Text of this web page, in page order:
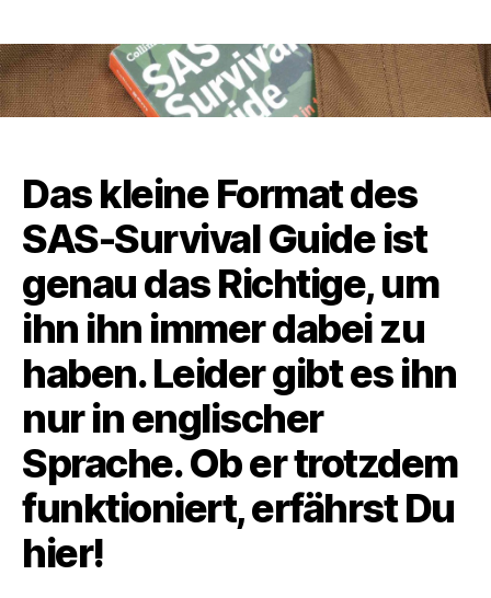
Das kleine Format des
SAS-Survival Guide ist
genau das Richtige, um
ihn ihn immer dabei zu
haben. Leider gibt es ihn
nur in englischer
Sprache. Ob er trotzdem
funktioniert, erfährst Du
hier!